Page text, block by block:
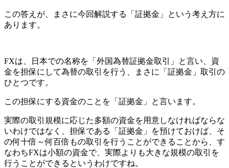
この答えが、まさに今回解説する 「証拠金」
という考え方に
あります。
FXは、日本での名称を「外国為替証拠金取引」と言い、 資
金を担保にして為替の取引を行う、まさに「証拠金」取引の
ひとつです。
この担保にする資金のことを「証拠金」 と言います。
実際の取引規模に応じた多額の資金を用意しなければならな
いわけではなく、 担保である「証拠金」を預けておけば、そ
の何十倍～何百倍もの取引を行うことができることから、す
なわちFXは小額の資金で、実際よりも大きな規模の取引を
行うことができる というわけですね。